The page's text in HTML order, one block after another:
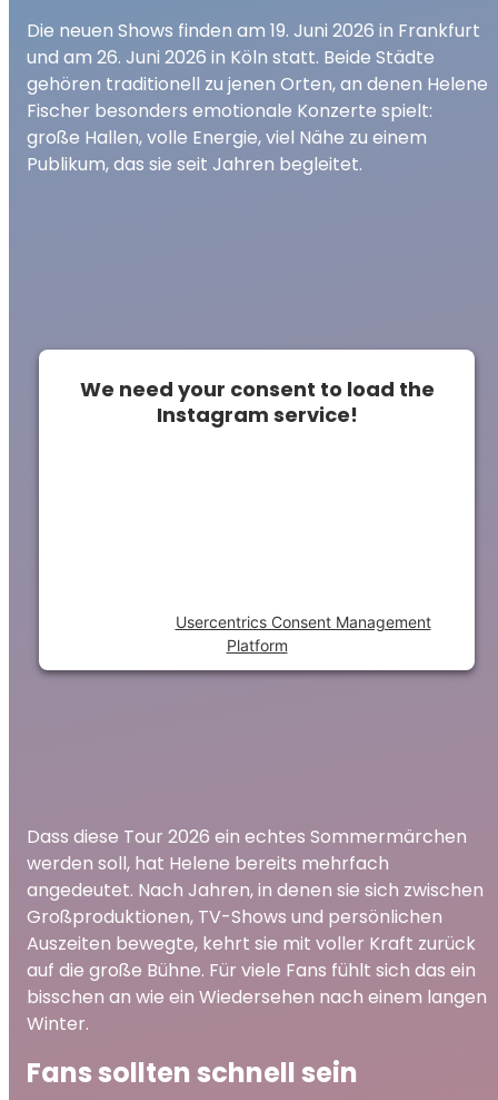
Die neuen Shows finden am 19. Juni 2026 in Frankfurt
und am 26. Juni 2026 in Köln statt. Beide Städte
gehören traditionell zu jenen Orten, an denen Helene
Fischer besonders emotionale Konzerte spielt:
große Hallen, volle Energie, viel Nähe zu einem
Publikum, das sie seit Jahren begleitet.
We need your consent to load the
Instagram service!
Usercentrics Consent Management
Platform
Dass diese Tour 2026 ein echtes Sommermärchen
werden soll, hat Helene bereits mehrfach
angedeutet. Nach Jahren, in denen sie sich zwischen
Großproduktionen, TV-Shows und persönlichen
Auszeiten bewegte, kehrt sie mit voller Kraft zurück
auf die große Bühne. Für viele Fans fühlt sich das ein
bisschen an wie ein Wiedersehen nach einem langen
Winter.
Fans sollten schnell sein